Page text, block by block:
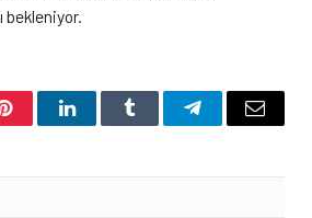
bekleniyor.
PinterestLinkedInTumblr TelegramEmail